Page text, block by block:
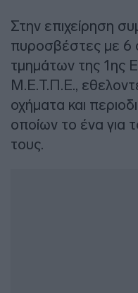
Στην επιχείρηση
πυροσβέστες με
τμημάτων της 1ης
Μ.Ε.Τ.Π.Ε.,
οχήματα και
οποίων το ένα για
τους.